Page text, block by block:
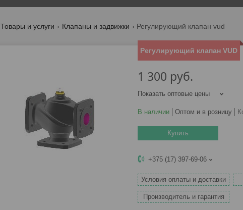
Товары и услуги Клапаны и задвижки Регулирующий клапан vud
Регулирующий клапан VUD
1 300 руб.
Показать оптовые цены
В наличии Оптом и в розницу
Купить
+375 (17) 397-69-06
Условия оплаты и доставки
Производитель и гарантия